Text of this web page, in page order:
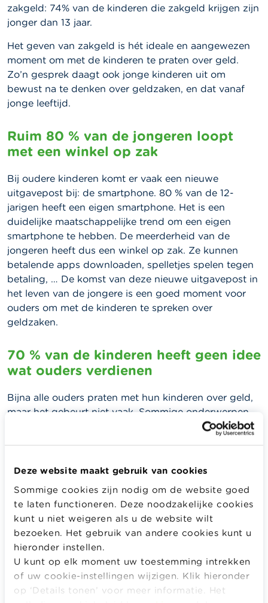
Deze website maakt gebruik van cookies
Sommige cookies zijn nodig om de website goed
te laten functioneren. Deze noodzakelijke cookies
kunt u niet weigeren als u de website wilt
bezoeken. Het gebruik van andere cookies kunt u
hieronder instellen.
U kunt op elk moment uw toestemming intrekken
of uw cookie-instellingen wijzigen. Klik hieronder
op ‘Details tonen’ voor meer informatie. Het
zakgeld: 74% van de kinderen die zakgeld krijgen zijn
jonger dan 13 jaar.
Het geven van zakgeld is hét ideale en aangewezen
moment om met de kinderen te praten over geld.
Zo’n gesprek daagt ook jonge kinderen uit om
bewust na te denken over geldzaken, en dat vanaf
jonge leeftijd.
Ruim 80 % van de jongeren loopt
met een winkel op zak
Bij oudere kinderen komt er vaak een nieuwe
uitgavepost bij: de smartphone. 80 % van de 12-
jarigen heeft een eigen smartphone. Het is een
duidelijke maatschappelijke trend om een eigen
smartphone te hebben. De meerderheid van de
jongeren heeft dus een winkel op zak. Ze kunnen
betalende apps downloaden, spelletjes spelen tegen
betaling, … De komst van deze nieuwe uitgavepost in
het leven van de jongere is een goed moment voor
ouders om met de kinderen te spreken over
geldzaken.
70 % van de kinderen heeft geen idee
wat ouders verdienen
Bijna alle ouders praten met hun kinderen over geld,
maar het gebeurt niet vaak. Sommige onderwerpen
zoals loon worden minder gemakkelijk aangesneden.
Recent onderzoek leerde dat veel schoolverlaters hun
onderwerp binnen het gezin te praten, zorgen ouders
perspectief krijgen op hun eerste job. Uit het
onderzoek blijkt dat 70 % van de kinderen geen weet
heeft hoeveel hun ouders ongeveer verdienen.
"Hotel mama" blijft niet gratis
Tweederde van de ouders vindt dat inwonende